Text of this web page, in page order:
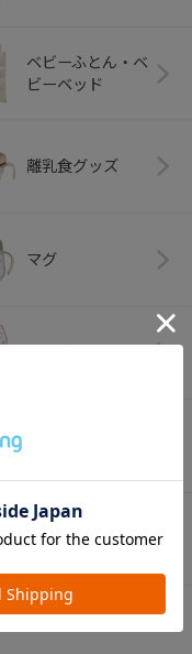
ベビーふとん・ベ
ビーベッド
離乳食グッズ
マグ
ペット用品